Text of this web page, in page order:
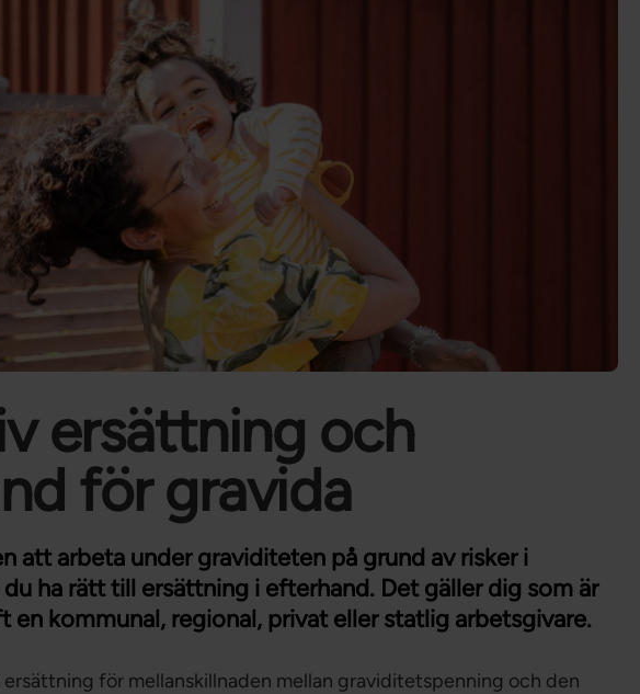
Barnmorska
Röntgensjuksköterska
Biomedicinsk analytiker
Förtroendevald
Student
Chef
ersättning och
för gravida
att arbeta under graviditeten på grund av risker i
ha rätt till ersättning i efterhand. Det gäller dig som är
en kommunal, regional, privat eller statlig arbetsgivare.
för mellanskillnaden mellan graviditetspenning och den